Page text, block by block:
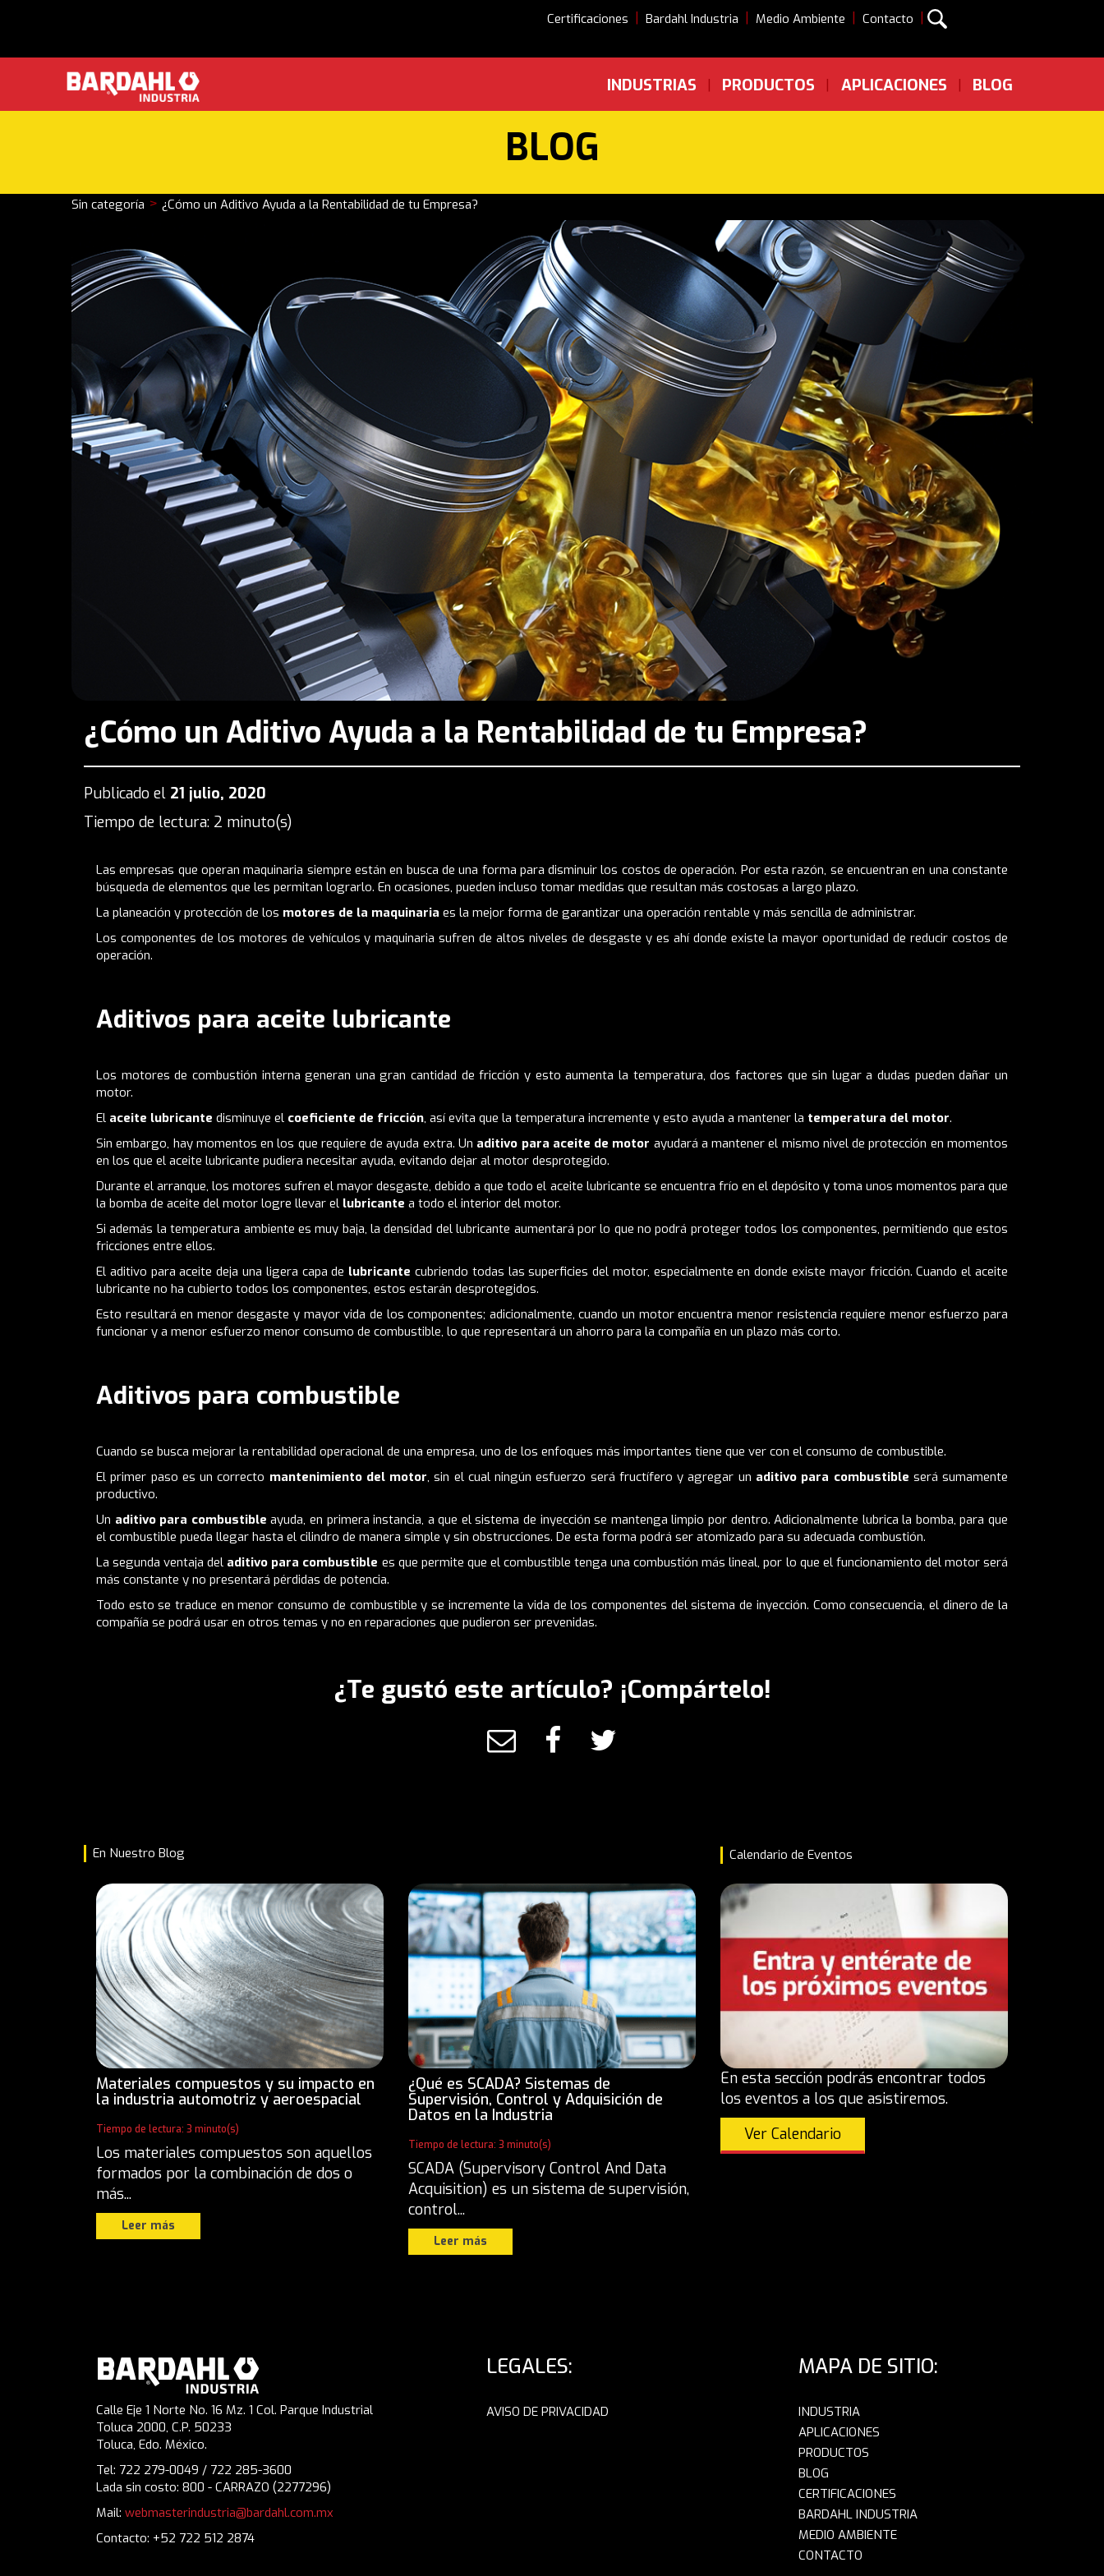
Certificaciones | Bardahl Industria | Medio Ambiente | Contacto |
INDUSTRIAS | PRODUCTOS | APLICACIONES | BLOG
BLOG
Sin categoría > ¿Cómo un Aditivo Ayuda a la Rentabilidad de tu Empresa?
¿Cómo un Aditivo Ayuda a la Rentabilidad de tu Empresa?
Publicado el 21 julio, 2020
Tiempo de lectura: 2 minuto(s)
Las empresas que operan maquinaria siempre están en busca de una forma para disminuir los costos de operación. Por esta razón, se encuentran en una constante
búsqueda de elementos que les permitan lograrlo. En ocasiones, pueden incluso tomar medidas que resultan más costosas a largo plazo.
La planeación y protección de los motores de la maquinaria es la mejor forma de garantizar una operación rentable y más sencilla de administrar.
Los componentes de los motores de vehículos y maquinaria sufren de altos niveles de desgaste y es ahí donde existe la mayor oportunidad de reducir costos de
operación.
Aditivos para aceite lubricante
Los motores de combustión interna generan una gran cantidad de fricción y esto aumenta la temperatura, dos factores que sin lugar a dudas pueden dañar un
motor.
El aceite lubricante disminuye el coeficiente de fricción, así evita que la temperatura incremente y esto ayuda a mantener la temperatura del motor.
Sin embargo, hay momentos en los que requiere de ayuda extra. Un aditivo para aceite de motor ayudará a mantener el mismo nivel de protección en momentos
en los que el aceite lubricante pudiera necesitar ayuda, evitando dejar al motor desprotegido.
Durante el arranque, los motores sufren el mayor desgaste, debido a que todo el aceite lubricante se encuentra frío en el depósito y toma unos momentos para que
la bomba de aceite del motor logre llevar el lubricante a todo el interior del motor.
Si además la temperatura ambiente es muy baja, la densidad del lubricante aumentará por lo que no podrá proteger todos los componentes, permitiendo que estos
fricciones entre ellos.
El aditivo para aceite deja una ligera capa de lubricante cubriendo todas las superficies del motor, especialmente en donde existe mayor fricción. Cuando el aceite
lubricante no ha cubierto todos los componentes, estos estarán desprotegidos.
Esto resultará en menor desgaste y mayor vida de los componentes; adicionalmente, cuando un motor encuentra menor resistencia requiere menor esfuerzo para
funcionar y a menor esfuerzo menor consumo de combustible, lo que representará un ahorro para la compañía en un plazo más corto.
Aditivos para combustible
Cuando se busca mejorar la rentabilidad operacional de una empresa, uno de los enfoques más importantes tiene que ver con el consumo de combustible.
El primer paso es un correcto mantenimiento del motor, sin el cual ningún esfuerzo será fructífero y agregar un aditivo para combustible será sumamente
productivo.
Un aditivo para combustibleayuda, en primera instancia, a que el sistema de inyección se mantenga limpio por dentro. Adicionalmente lubrica la bomba, para que
el combustible pueda llegar hasta el cilindro de manera simple y sin obstrucciones. De esta forma podrá ser atomizado para su adecuada combustión.
La segunda ventaja del aditivo para combustible es que permite que el combustible tenga una combustión más lineal, por lo que el funcionamiento del motor será
más constante y no presentará pérdidas de potencia.
Todo esto se traduce en menor consumo de combustible y se incremente la vida de los componentes del sistema de inyección. Como consecuencia, el dinero de la
compañía se podrá usar en otros temas y no en reparaciones que pudieron ser prevenidas.
¿Te gustó este artículo? ¡Compártelo!
En Nuestro Blog
Materiales compuestos y su impacto en
la industria automotriz y aeroespacial
Tiempo de lectura: 3 minuto(s)
Los materiales compuestos son aquellos
formados por la combinación de dos o
más...
Leer más
¿Qué es SCADA? Sistemas de
Supervisión, Control y Adquisición de
Datos en la Industria
Tiempo de lectura: 3 minuto(s)
SCADA (Supervisory Control And Data
Acquisition) es un sistema de supervisión,
control...
Leer más
Calendario de Eventos
En esta sección podrás encontrar todos
los eventos a los que asistiremos.
Ver Calendario
Calle Eje 1 Norte No. 16 Mz. 1 Col. Parque Industrial
Toluca 2000, C.P. 50233
Toluca, Edo. México.
Tel: 722 279-0049 / 722 285-3600
Lada sin costo: 800 - CARRAZO (2277296)
Mail: webmasterindustria@bardahl.com.mx
Contacto: +52 722 512 2874
LEGALES:
AVISO DE PRIVACIDAD
MAPA DE SITIO:
INDUSTRIA
APLICACIONES
PRODUCTOS
BLOG
CERTIFICACIONES
BARDAHL INDUSTRIA
MEDIO AMBIENTE
CONTACTO